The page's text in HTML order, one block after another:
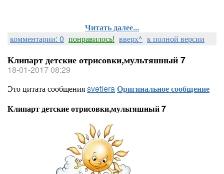
Читать далее...
комментарии: 0 понравилось! вверх^ к полной версии
Клипарт детские отрисовки,мультяшный 7
18-01-2017 08:29
Это цитата сообщенияsvetleraОригинальное сообщение
Клипарт детские отрисовки,мультяшный 7